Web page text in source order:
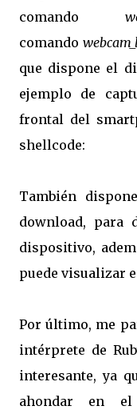
comando
comando
que dispone el
ejemplo de
frontal del
shellcode:
También
download, para
dispositivo,
puede visualizar
Por último, me
intérprete de
interesante, ya
ahondar en